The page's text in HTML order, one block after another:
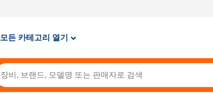
모든 카테고리 열기